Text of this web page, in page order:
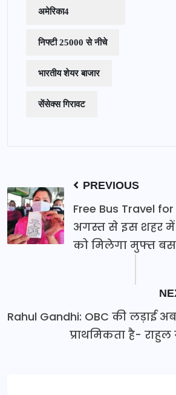
अमेरिका4
निफ्टी 25000 से नीचे
भारतीय शेयर बाजार
सेंसेक्स गिरावट
PREVIOUS
Free Bus Travel
अगस्त से इस शहर
को मिलेगा मुफ्त
Rahul Gandhi: OBC की लड़ाई
प्राथमिकता है- राहुल